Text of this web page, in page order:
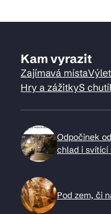
Kam vyrazit
Zajímavá místa
Hry a zážitkyS chutí
Odpočinek
chlad i svítící
Pod zem, či